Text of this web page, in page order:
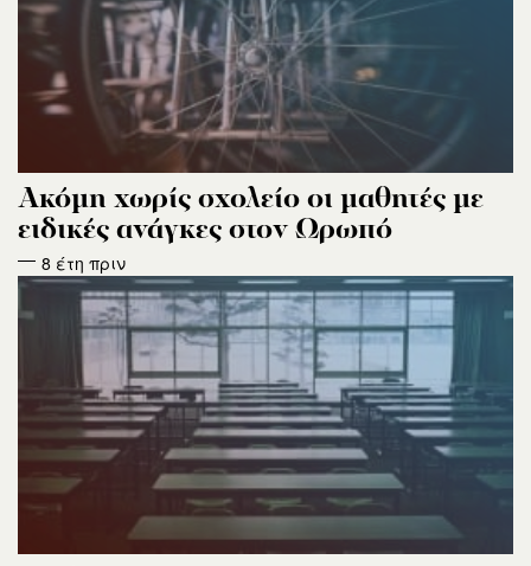
Ακόμη χωρίς σχολείο οι μαθητές με
ειδικές ανάγκες στον Ωρωπό
8 έτη πριν